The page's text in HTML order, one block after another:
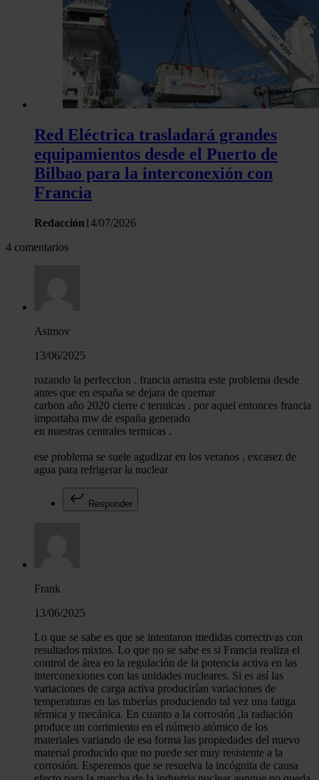
Red Eléctrica trasladará grandes
equipamientos desde el Puerto de
Bilbao para la interconexión con
Francia
Redacción14/07/2026
4 comentarios
Asimov
13/06/2025
rozando la perfeccion . francia arrastra este problema desde
antes que en españa se dejara de quemar
carbon año 2020 cierre c termicas . por aquel entonces francia
importaba mw de españa generado
en nuestras centrales termicas .
ese problema se suele agudizar en los veranos , excasez de
agua para refrigerar la nuclear
Responder
Frank
13/06/2025
Lo que se sabe es que se intentaron medidas correctivas con
resultados mixtos. Lo que no se sabe es si Francia realiza el
control de área eo la regulación de la potencia activa en las
interconexiones con las unidades nucleares. Si es así las
variaciones de carga activa producirían variaciones de
temperaturas en las tuberías produciendo tal vez una fatiga
térmica y mecánica. En cuanto a la corrosión ,la radiación
produce un corrimiento en el número atómico de los
materiales variando de esa forma las propiedades del nuevo
material producido que no puede ser muy resistente a la
corrosión. Esperemos que se resuelva la incógnita de causa